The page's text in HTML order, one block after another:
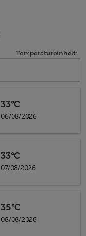
Temperatureinheit:
33°C
06/08/2026
33°C
07/08/2026
35°C
08/08/2026